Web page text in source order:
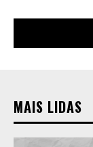
MAIS LIDAS